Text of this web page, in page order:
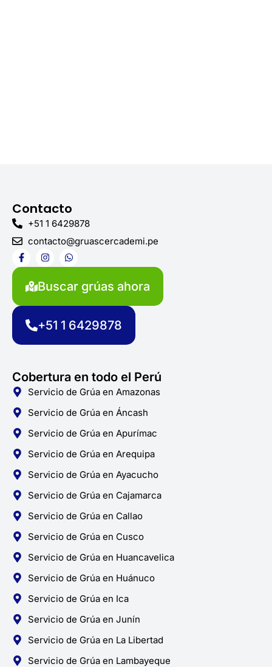
Contacto
+51 1 6429878
contacto@gruascercademi.pe
F
a
c
b
o
I
n
s
t
a
r
m
W
h
a
s
p
Buscar grúas ahora
+51 1 6429878
Cobertura en todo el Perú
Servicio de Grúa en Amazonas
Servicio de Grúa en Áncash
Servicio de Grúa en Apurímac
Servicio de Grúa en Arequipa
Servicio de Grúa en Ayacucho
Servicio de Grúa en Cajamarca
Servicio de Grúa en Callao
Servicio de Grúa en Cusco
Servicio de Grúa en Huancavelica
Servicio de Grúa en Huánuco
Servicio de Grúa en Ica
Servicio de Grúa en Junín
Servicio de Grúa en La Libertad
Servicio de Grúa en Lambayeque